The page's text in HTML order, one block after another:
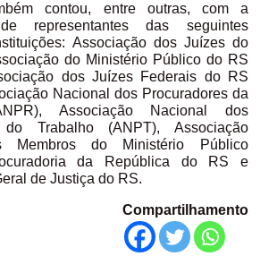
contou, entre outras, com a
representantes das seguintes
Associação dos Juízes do
do Ministério Público do RS
dos Juízes Federais do RS
Nacional dos Procuradores da
Associação Nacional dos
do Trabalho (ANPT), Associação
Membros do Ministério Público
da República do RS e
de Justiça do RS.
Compartilhamento